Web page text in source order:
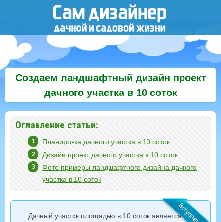
Создаем ландшафтный дизайн проект
дачного участка в 10 соток
Оглавление статьи:
Планировка дачного участка в 10 соток
Дизайн проект дачного участка в 10 соток
Фото примеры ландшафтного дизайна дачного
участка в 10 соток
Дачный участок площадью в 10 соток является